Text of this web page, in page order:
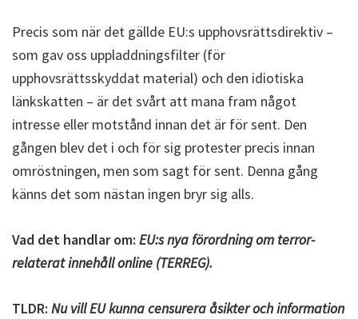
Precis som när det gällde EU:s upphovsrättsdirektiv –
som gav oss uppladdningsfilter (för
upphovsrättsskyddat material) och den idiotiska
länkskatten – är det svårt att mana fram något
intresse eller motstånd innan det är för sent. Den
gången blev det i och för sig protester precis innan
omröstningen, men som sagt för sent. Denna gång
känns det som nästan ingen bryr sig alls.
Vad det handlar om: EU:s nya förordning om terror-
relaterat innehåll online (TERREG).
TLDR: Nu vill EU kunna censurera åsikter och information